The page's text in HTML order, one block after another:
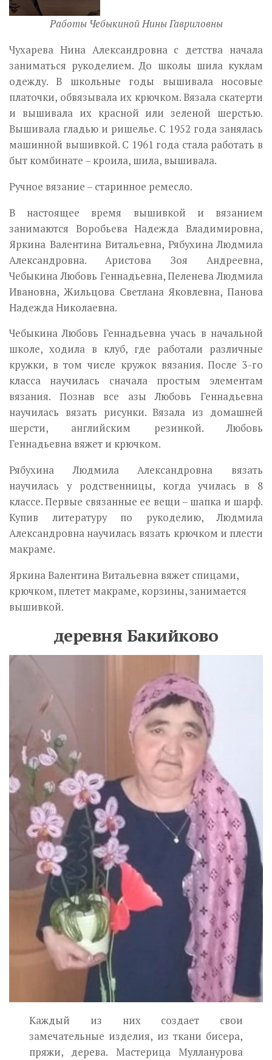
Работы Чебыкиной Нины Гавриловны
Чухарева Нина Александровна с детства начала
заниматься рукоделием. До школы шила куклам
одежду. В школьные годы вышивала носовые
платочки, обвязывала их крючком. Вязала скатерти
и вышивала их красной или зеленой шерстью.
Вышивала гладью и ришелье. С 1952 года занялась
машинной вышивкой. С 1961 года стала работать в
быт комбинате – кроила, шила, вышивала.
Ручное вязание – старинное ремесло.
В настоящее время вышивкой и вязанием
занимаются Воробьева Надежда Владимировна,
Яркина Валентина Витальевна, Рябухина Людмила
Александровна. Аристова Зоя Андреевна,
Чебыкина Любовь Геннадьевна, Пеленева Людмила
Ивановна, Жильцова Светлана Яковлевна, Панова
Надежда Николаевна.
Чебыкина Любовь Геннадьевна учась в начальной
школе, ходила в клуб, где работали различные
кружки, в том числе кружок вязания. После 3-го
класса научилась сначала простым элементам
вязания. Познав все азы Любовь Геннадьевна
научилась вязать рисунки. Вязала из домашней
шерсти, английским резинкой. Любовь
Геннадьевна вяжет и крючком.
Рябухина Людмила Александровна вязать
научилась у родственницы, когда училась в 8
классе. Первые связанные ее вещи – шапка и шарф.
Купив литературу по рукоделию, Людмила
Александровна научилась вязать крючком и плести
макраме.
Яркина Валентина Витальевна вяжет спицами,
крючком, плетет макраме, корзины, занимается
вышивкой.
деревня Бакийково
Каждый из них создает свои
замечательные изделия, из ткани бисера,
пряжи, дерева. Мастерица Мулланурова